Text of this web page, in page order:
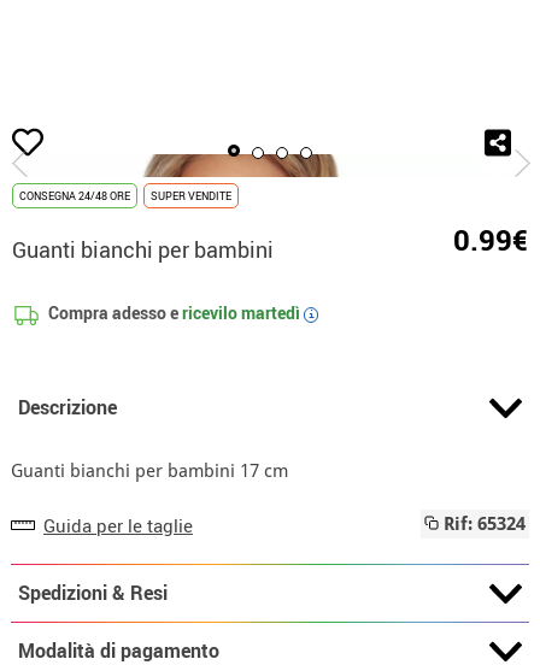
Inizio
CONSEGNA 24/48 ORE SUPER VENDITE
Guanti bianchi per bambini 0.99€
Compra adesso ericevilomartedì i
Descrizione
Guanti bianchi per bambini 17 cm
Guida per le taglie Rif: 65324
Spedizioni & Resi
Modalità di pagamento